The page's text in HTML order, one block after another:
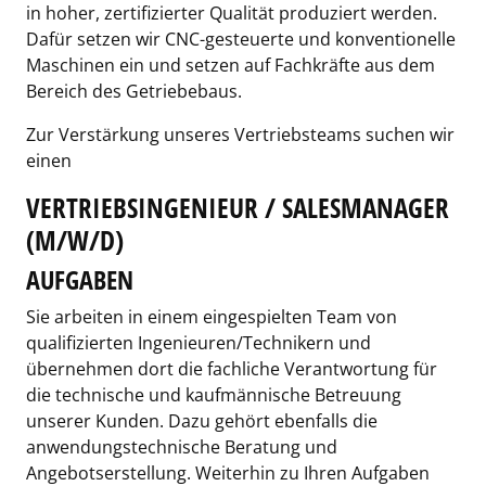
in hoher, zertifizierter Qualität produziert werden.
Dafür setzen wir CNC-gesteuerte und konventionelle
Maschinen ein und setzen auf Fachkräfte aus dem
Bereich des Getriebebaus.
Zur Verstärkung unseres Vertriebsteams suchen wir
einen
VERTRIEBSINGENIEUR / SALESMANAGER
(M/W/D)
AUFGABEN
Sie arbeiten in einem eingespielten Team von
qualifizierten Ingenieuren/Technikern und
übernehmen dort die fachliche Verantwortung für
die technische und kaufmännische Betreuung
unserer Kunden. Dazu gehört ebenfalls die
anwendungstechnische Beratung und
Angebotserstellung. Weiterhin zu Ihren Aufgaben